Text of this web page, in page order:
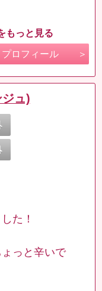
もっと見る
プロフィール
ュ)
た！
っと辛いで